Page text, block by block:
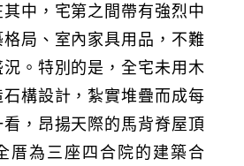
中，宅第之間帶有強烈中
局、室內家具用品，不難
。特別的是，全宅未用木
構設計，紮實堆疊而成每
，昂揚天際的馬背脊屋頂
厝為三座四合院的建築合